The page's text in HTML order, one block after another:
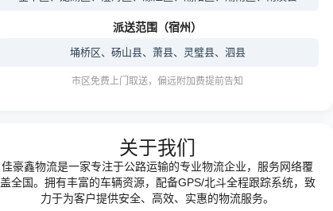
派送范围（宿州）
埇桥区、砀山县、萧县、灵璧县、泗县
市区免费上门取送，偏远附加费提前告知
关于我们
佳豪鑫物流是一家专注于公路运输的专业物流企业，服务网络覆
盖全国。拥有丰富的车辆资源，配备GPS/北斗全程跟踪系统，致
力于为客户提供安全、高效、实惠的物流服务。